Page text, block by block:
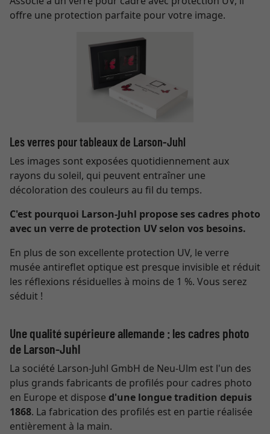
offre une protection parfaite pour votre image.
Les verres pour tableaux de Larson-Juhl
Les images sont exposées quotidiennement aux
rayons du soleil, qui peuvent entraîner une
décoloration des couleurs au fil du temps.
C'est pourquoi Larson-Juhl propose ses cadres photo
avec un verre de protection UV selon vos besoins.
En plus de son excellente protection UV, le verre
musée antireflet optique est presque invisible et réduit
les réflexions résiduelles à moins de 1 %. Vous serez
séduit !
Une qualité supérieure allemande : les cadres photo
de Larson-Juhl
La société Larson-Juhl GmbH de Neu-Ulm est l'un des
plus grands fabricants de profilés pour cadres photo
en Europe et dispose d'une longue tradition depuis
1868. La fabrication des profilés est en partie réalisée
entièrement à la main.